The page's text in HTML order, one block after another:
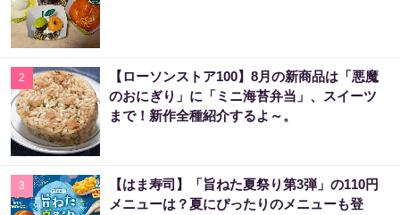
2
【ローソンストア100】8月の新商品は「悪魔
のおにぎり」に「ミニ海苔弁当」、スイーツ
まで！新作全種紹介するよ～。
3
【はま寿司】「旨ねた夏祭り第3弾」の110円
メニューは？夏にぴったりのメニューも登